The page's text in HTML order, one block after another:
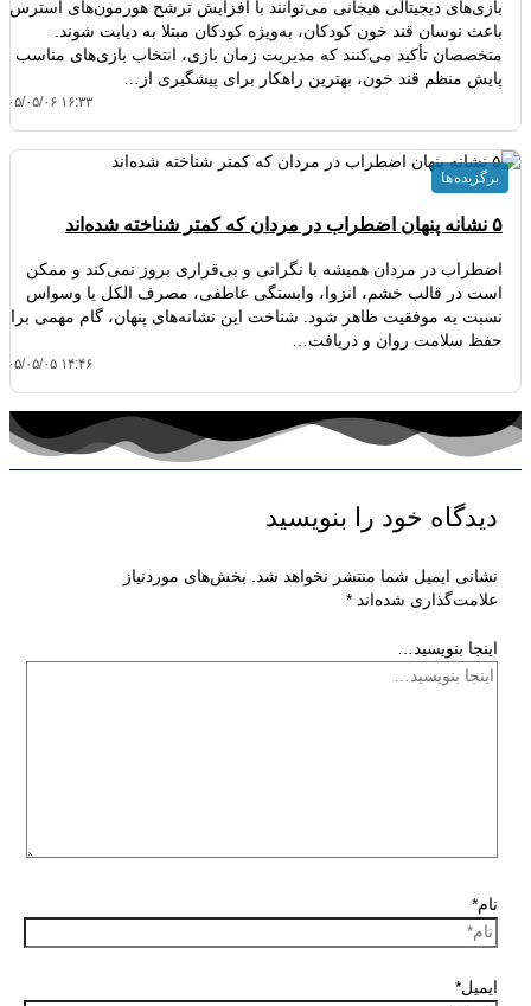
بازی‌های دیجیتالی هیجانی می‌توانند با افزایش ترشح هورمون‌های استرس،
باعث نوسان قند خون کودکان، به‌ویژه کودکان مبتلا به دیابت شوند.
متخصصان تأکید می‌کنند که مدیریت زمان بازی، انتخاب بازی‌های مناسب و
پایش منظم قند خون، بهترین راهکار برای پیشگیری از…
۱۴۰۵/۰۵/۰۶
۵ نشانه پنهان اضطراب در مردان که کمتر شناخته شده‌اند
اضطراب در مردان همیشه با نگرانی و بی‌قراری بروز نمی‌کند و ممکن
است در قالب خشم، انزوا، وابستگی عاطفی، مصرف الکل یا وسواس
نسبت به موفقیت ظاهر شود. شناخت این نشانه‌های پنهان، گام مهمی
حفظ سلامت روان و دریافت…
۱۴۰۵/۰۵/۰۵
برگزیده ها
دیدگاه‌ خود را بنویسید
نشانی ایمیل شما منتشر نخواهد شد. بخش‌های موردنیاز
علامت‌گذاری شده‌اند *
اینجا بنویسید…
نام*
ایمیل*